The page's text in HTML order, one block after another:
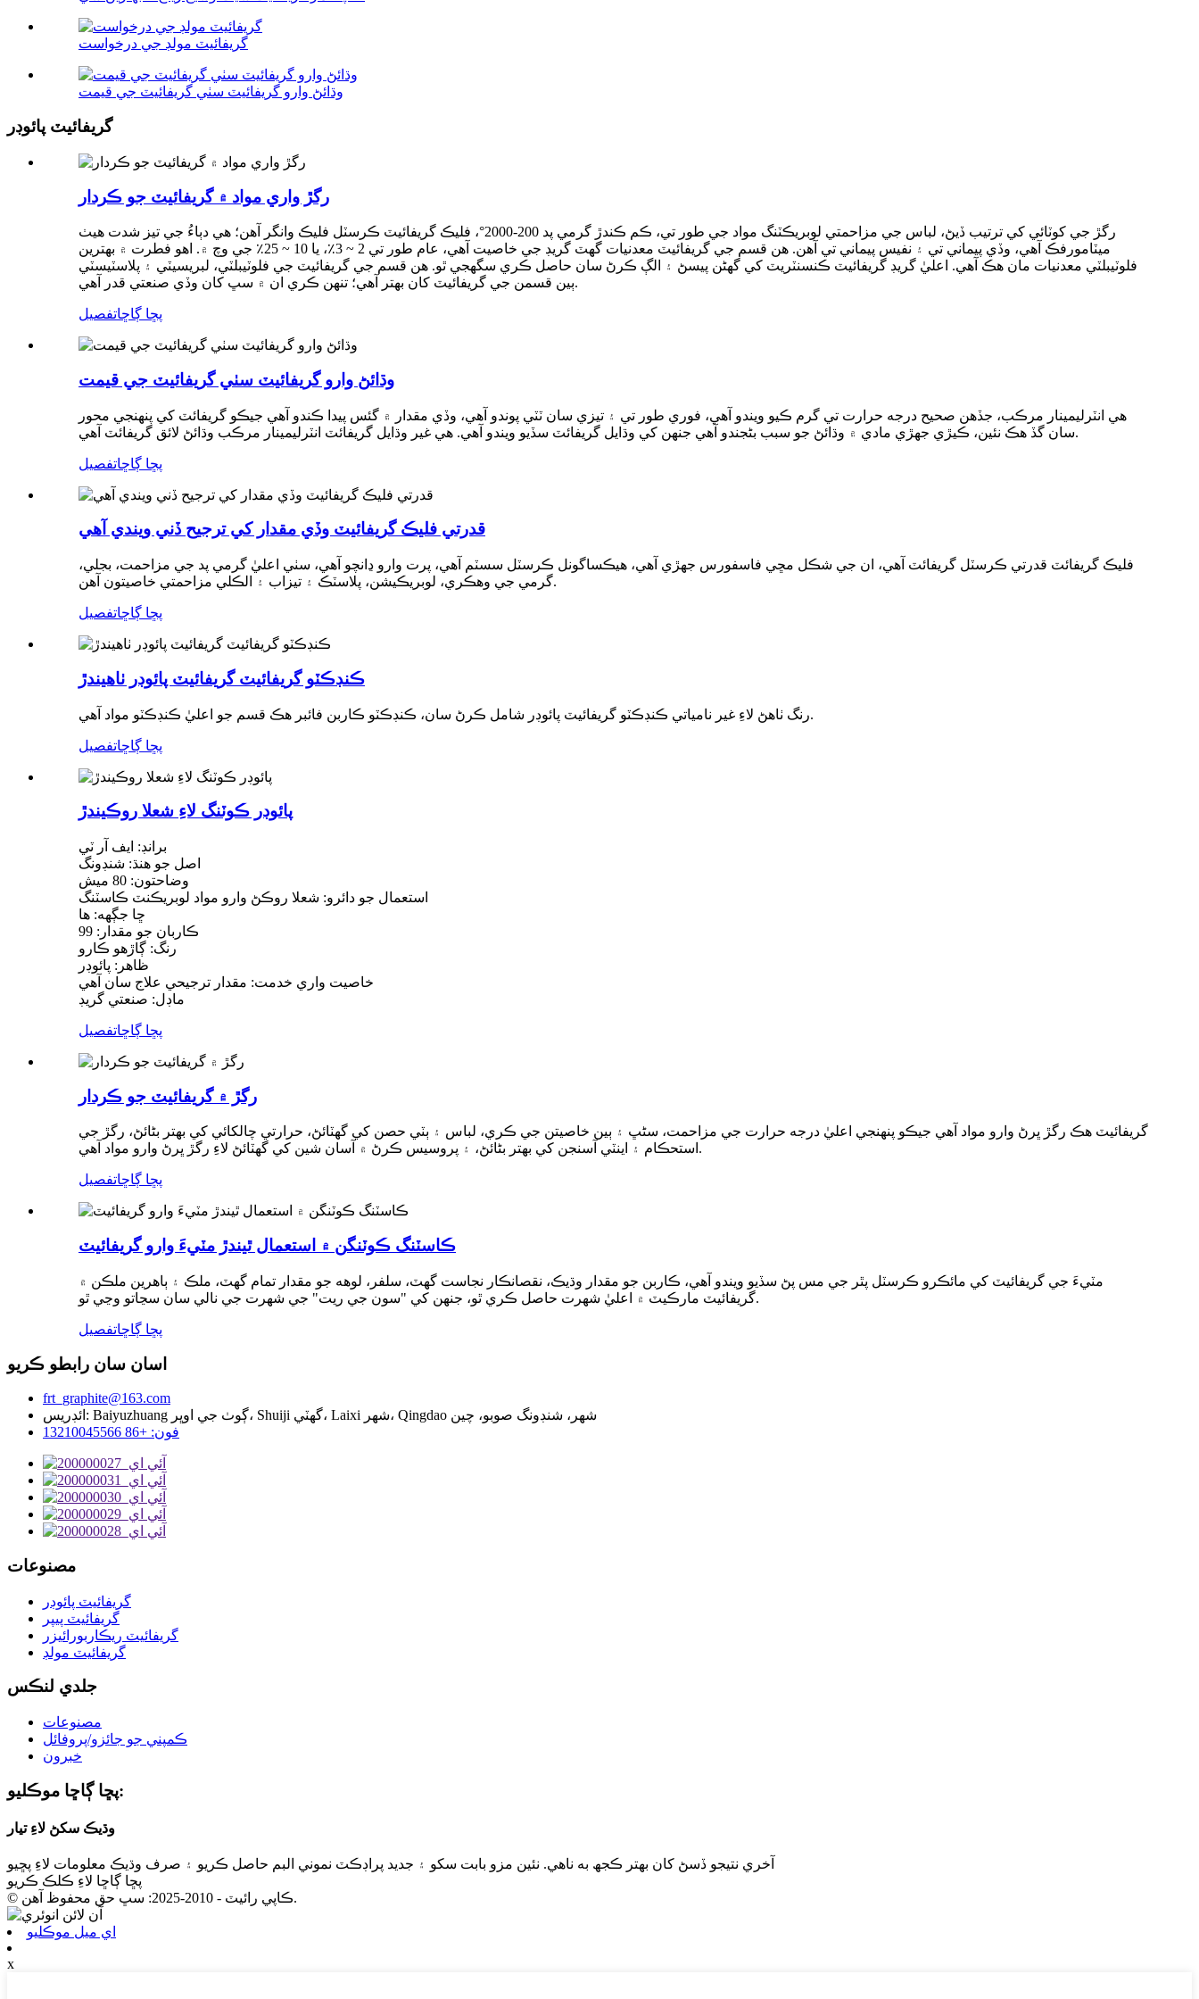
گريفائيٽ مولڊ جي درخواست
وڌائڻ وارو گريفائيٽ سٺي گريفائيٽ جي قيمت
گريفائيٽ پائوڊر
رگڙ واري مواد ۾ گريفائيٽ جو ڪردار
رگڙ جي کوٽائي کي ترتيب ڏيڻ، لباس جي مزاحمتي لوبريڪٽنگ مواد جي طور تي، ڪم ڪندڙ گرمي پد 200-2000°، فليڪ گريفائيٽ ڪرسٽل فليڪ وانگر آهن؛ هي دٻاءُ جي تيز شدت هيٺ
ميٽامورفڪ آهي، وڏي پيماني تي ۽ نفيس پيماني تي آهن. هن قسم جي گريفائيٽ معدنيات گهٽ گريڊ جي خاصيت آهي، عام طور تي 2 ~ 3٪، يا 10 ~ 25٪ جي وچ ۾. اهو فطرت ۾ بهترين
فلوٽيبلٽي معدنيات مان هڪ آهي. اعليٰ گريڊ گريفائيٽ ڪنسنٽريٽ کي گھڻن پيسڻ ۽ الڳ ڪرڻ سان حاصل ڪري سگهجي ٿو. هن قسم جي گريفائيٽ جي فلوٽيبلٽي، لبريسيٽي ۽ پلاسٽيسٽي
ٻين قسمن جي گريفائيٽ کان بهتر آهي؛ تنهن ڪري ان ۾ سڀ کان وڏي صنعتي قدر آهي.
پڇا ڳاڇاتفصيل
وڌائڻ وارو گريفائيٽ سٺي گريفائيٽ جي قيمت
هي انٽرليمينار مرڪب، جڏهن صحيح درجه حرارت تي گرم ڪيو ويندو آهي، فوري طور تي ۽ تيزي سان ٽٽي پوندو آهي، وڏي مقدار ۾ گئس پيدا ڪندو آهي جيڪو گريفائٽ کي پنهنجي محور
سان گڏ هڪ نئين، ڪيڙي جهڙي مادي ۾ وڌائڻ جو سبب بڻجندو آهي جنهن کي وڌايل گريفائٽ سڏيو ويندو آهي. هي غير وڌايل گريفائٽ انٽرليمينار مرڪب وڌائڻ لائق گريفائٽ آهي.
پڇا ڳاڇاتفصيل
قدرتي فليڪ گريفائيٽ وڏي مقدار کي ترجيح ڏني ويندي آهي
فليڪ گريفائٽ قدرتي ڪرسٽل گريفائٽ آهي، ان جي شڪل مڇي فاسفورس جهڙي آهي، هيڪساگونل ڪرسٽل سسٽم آهي، پرت وارو ڍانچو آهي، سٺي اعليٰ گرمي پد جي مزاحمت، بجلي،
گرمي جي وهڪري، لوبريڪيشن، پلاسٽڪ ۽ تيزاب ۽ الڪلي مزاحمتي خاصيتون آهن.
پڇا ڳاڇاتفصيل
ڪنڊڪٽو گريفائيٽ گريفائيٽ پائوڊر ٺاهيندڙ
رنگ ٺاهڻ لاءِ غير نامياتي ڪنڊڪٽو گريفائيٽ پائوڊر شامل ڪرڻ سان، ڪنڊڪٽو ڪاربن فائبر هڪ قسم جو اعليٰ ڪنڊڪٽو مواد آهي.
پڇا ڳاڇاتفصيل
پائوڊر ڪوٽنگ لاءِ شعلا روڪيندڙ
برانڊ: ايف آر ٽي
اصل جو هنڌ: شنڊونگ
وضاحتون: 80 ميش
استعمال جو دائرو: شعلا روڪڻ وارو مواد لوبريڪنٽ ڪاسٽنگ
ڇا جڳهه: ها
ڪاربان جو مقدار: 99
رنگ: ڳاڙهو ڪارو
ظاهر: پائوڊر
خاصيت واري خدمت: مقدار ترجيحي علاج سان آهي
ماڊل: صنعتي گريڊ
پڇا ڳاڇاتفصيل
رگڙ ۾ گريفائيٽ جو ڪردار
گريفائيٽ هڪ رگڙ ڀرڻ وارو مواد آهي جيڪو پنهنجي اعليٰ درجه حرارت جي مزاحمت، سڻڀ ۽ ٻين خاصيتن جي ڪري، لباس ۽ ٻٽي حصن کي گهٽائڻ، حرارتي چالکائي کي بهتر بڻائڻ، رگڙ جي
استحڪام ۽ اينٽي آسنجن کي بهتر بڻائڻ، ۽ پروسيس ڪرڻ ۾ آسان شين کي گهٽائڻ لاءِ رگڙ ڀرڻ وارو مواد آهي.
پڇا ڳاڇاتفصيل
ڪاسٽنگ ڪوٽنگن ۾ استعمال ٿيندڙ مٽيءَ وارو گريفائيٽ
مٽيءَ جي گريفائيٽ کي مائڪرو ڪرسٽل پٿر جي مس پڻ سڏيو ويندو آهي، ڪاربن جو مقدار وڌيڪ، نقصانڪار نجاست گهٽ، سلفر، لوهه جو مقدار تمام گهٽ، ملڪ ۽ ٻاهرين ملڪن ۾
گريفائيٽ مارڪيٽ ۾ اعليٰ شهرت حاصل ڪري ٿو، جنهن کي "سون جي ريت" جي شهرت جي نالي سان سڃاتو وڃي ٿو.
پڇا ڳاڇاتفصيل
اسان سان رابطو ڪريو
frt_graphite@163.com
ائڊريس: Baiyuzhuang ڳوٺ جي اوڀر، Shuiji گهٽي، Laixi شهر، Qingdao شهر، شنڊونگ صوبو، چين
فون: +86 13210045566
مصنوعات
گريفائيٽ پائوڊر
گريفائيٽ پيپر
گريفائيٽ ريڪاربورائيزر
گريفائيٽ مولڊ
جلدي لنڪس
مصنوعات
ڪمپني جو جائزو/پروفائل
خبرون
پڇا ڳاڇا موڪليو:
وڌيڪ سکڻ لاءِ تيار
آخري نتيجو ڏسڻ کان بهتر ڪجھ به ناهي. نئين مزو بابت سکو ۽ جديد پراڊڪٽ نموني البم حاصل ڪريو ۽ صرف وڌيڪ معلومات لاءِ پڇيو
پڇا ڳاڇا لاءِ ڪلڪ ڪريو
© ڪاپي رائيٽ - 2010-2025: سڀ حق محفوظ آهن.
اي ميل موڪليو
x